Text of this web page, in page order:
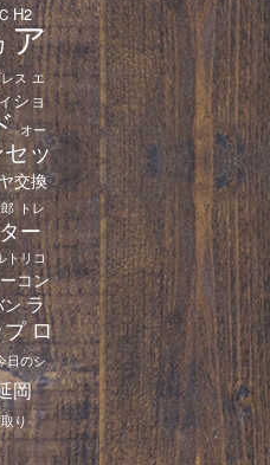
H2
ア
ス エ
ショ
オー
ッ
交換
トレ
ー
トリコ
コン
ン ラ
プロ
日のシ
岡
り